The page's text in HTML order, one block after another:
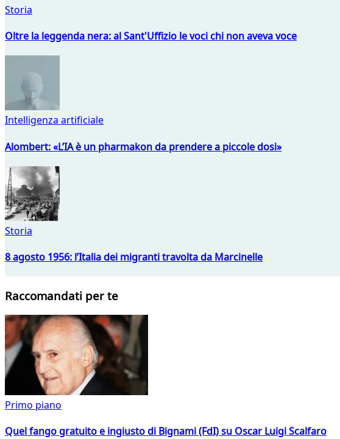
Storia
Oltre la leggenda nera: al Sant'Uffizio le voci chi non aveva voce
Intelligenza artificiale
Alombert: «L’IA è un pharmakon da prendere a piccole dosi»
Storia
8 agosto 1956: l’Italia dei migranti travolta da Marcinelle
Raccomandati per te
Primo piano
Quel fango gratuito e ingiusto di Bignami (FdI) su Oscar Luigi Scalfaro